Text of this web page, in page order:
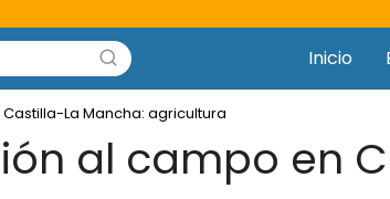
Inicio
La Mancha: agricultura
al campo en